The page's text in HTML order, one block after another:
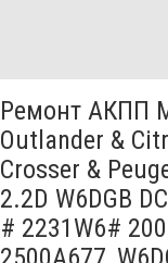
Ремонт АКПП
Outlander &
Crosser &
2.2D W6DGB
# 2231W6#